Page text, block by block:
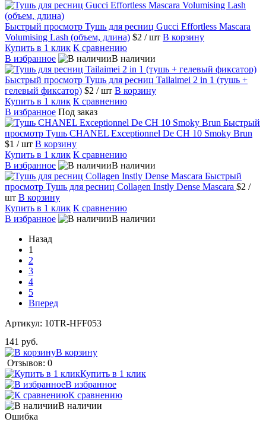
Быстрый просмотр Тушь для ресниц Gucci Effortless Mascara
Volumising Lash (объем, длина) $2 / шт В корзину
Купить в 1 клик К сравнению
В избранное
В наличии
Быстрый просмотр Тушь для ресниц Tailaimei 2 in 1 (тушь +
гелевый фиксатор) $2 / шт В корзину
Купить в 1 клик К сравнению
В избранное Под заказ
Быстрый
просмотр Тушь CHANEL Exceptionnel De CH 10 Smoky Brun
$1 / шт В корзину
Купить в 1 клик К сравнению
В избранное
В наличии
Быстрый
просмотр Тушь для ресниц Collagen Instly Dense Mascara $2 /
шт В корзину
Купить в 1 клик К сравнению
В избранное
В наличии
Назад
1
2
3
4
5
Вперед
Артикул: 10TR-HFF053
141 руб.
В корзину
Отзывов: 0
Купить в 1 клик
В избранное
К сравнению
В наличии
Ошибка